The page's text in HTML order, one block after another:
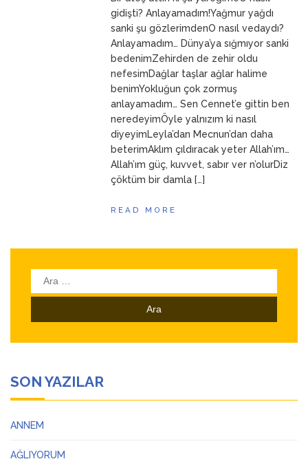
ANNEMgidişti? Anlayamadım!Yağmur yağdı
sanki şu gözlerimdenO nasıl vedaydı?
Anlayamadım… Dünya’ya sığmıyor sanki
bedenimZehirden de zehir oldu
nefesimDağlar taşlar ağlar halime
benimYokluğun çok zormuş
anlayamadım… Sen Cennet’e gittin ben
neredeyimÖyle yalnızım ki nasıl
diyeyimLeyla’dan Mecnun’dan daha
beterimAklım çıldıracak yeter Allah’ım…
Allah’ım güç, kuvvet, sabır ver n’olurDiz
çöktüm bir damla […]
READ MORE
Arama:
SON YAZILAR
ANNEM
AĞLIYORUM